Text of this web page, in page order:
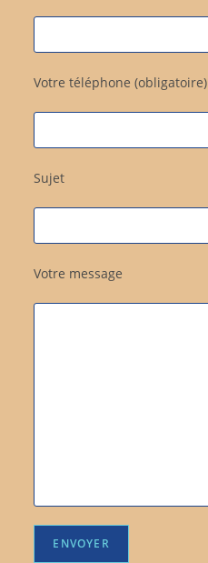
Votre téléphone (obligatoire)
Sujet
Votre message